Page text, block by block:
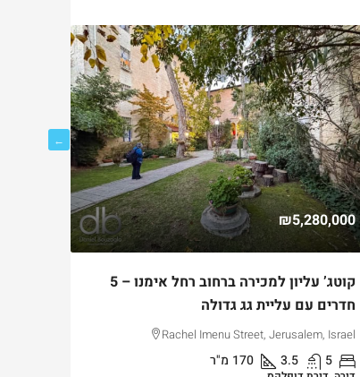
₪5,280,000
קוטג’ עליון למכירה ברחוב רחל אימנו – 5
חדרים עם עליית גג גדולה
Rachel Imenu Street, Jerusalem, Israel
5
3.5
170 מ"ר